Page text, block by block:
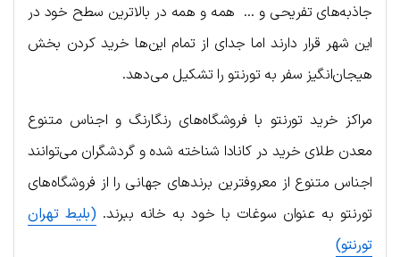
جاذبه‌های تفریحی و … همه و همه در بالاترین سطح خود در
این شهر قرار دارند اما جدای از تمام این‌ها خرید کردن بخش
هیجان‌انگیز سفر به تورنتو را تشکیل می‌دهد.
مراکز خرید تورنتو با فروشگاه‌های رنگارنگ و اجناس متنوع
معدن طلای خرید در کانادا شناخته شده و گردشگران می‌توانند
اجناس متنوع از معروفترین برندهای جهانی را از فروشگاه‌های
تورنتو به عنوان سوغات با خود به خانه ببرند.(بلیط تهران
تورنتو)